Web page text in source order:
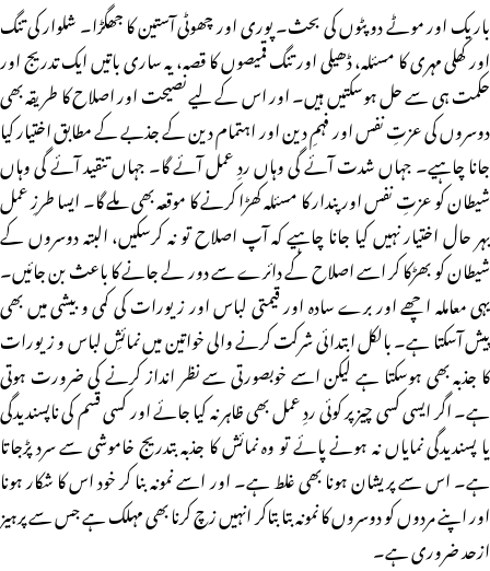
باریک اور موٹے دوپٹوں کی بحث۔ پوری اور چھوٹی آستین کا جھگڑا۔ شلوار کی تنگ
اور کھلی مہری کا مسئلہ، ڈھیلی اور تنگ قمیصوں کا قصہ، یہ ساری باتیں ایک تدریج اور
حکمت ہی سے حل ہوسکتیں ہیں۔ اور اس کے لیے نصیحت اور اصلاح کا طریقہ بھی
دوسروں کی عزتِ نفس اور فہمِ دین اور اہتمام دین کے جذبے کے مطابق اختیار کیا
جانا چاہیے۔ جہاں شدت آئے گی وہاں ردِ عمل آئے گا۔ جہاں تنقید آئے گی وہاں
شیطان کو عزتِ نفس اور پندار کا مسئلہ کھڑا کرنے کا موقعہ بھی ملے گا۔ ایسا طرزِ عمل
بہر حال اختیار نہیں کیا جانا چاہیے کہ آپ اصلاح تو نہ کرسکیں، البتہ دوسروں کے
شیطان کو بھڑکا کر اسے اصلاح کے دائرے سے دور لے جانے کا باعث بن جائیں۔
یہی معاملہ اچھے اور برے سادہ اور قیمتی لباس اور زیورات کی کمی و بیشی میں بھی
پیش آسکتا ہے۔ بالکل ابتدائی شرکت کرنے والی خواتین میں نمائشِ لباس و زیورات
کا جذبہ بھی ہوسکتا ہے لیکن اسے خوبصورتی سے نظر انداز کرنے کی ضرورت ہوتی
ہے۔ اگر ایسی کسی چیز پر کوئی ردِ عمل بھی ظاہر نہ کیا جائے اور کسی قسم کی ناپسندیدگی
یا پسندیدگی نمایاں نہ ہونے پائے تو وہ نمائش کا جذبہ بتدریج خاموشی سے سرد پڑجاتا
ہے۔ اس سے پریشان ہونا بھی غلط ہے۔ اور اسے نمونہ بنا کر خود اس کا شکار ہونا
اور اپنے مردوں کو دوسروں کا نمونہ بتا بتاکر انہیں زچ کرنا بھی مہلک ہے جس سے پرہیز
ازحد ضروری ہے۔